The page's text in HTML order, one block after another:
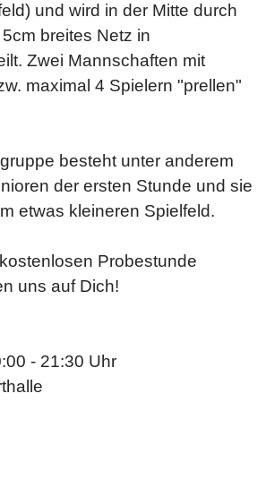
und wird in der Mitte durch
breites Netz in
Zwei Mannschaften mit
maximal 4 Spielern "prellen"
besteht unter anderem
der ersten Stunde und sie
etwas kleineren Spielfeld.
Probestunde
uns auf Dich!
- 21:30 Uhr